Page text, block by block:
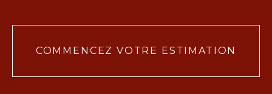
COMMENCEZ VOTRE ESTIMATION